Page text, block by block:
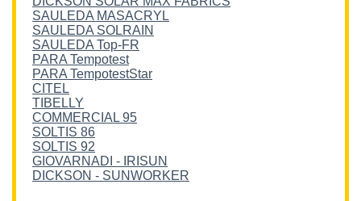
SAULEDA MASACRYL
SAULEDA SOLRAIN
SAULEDA Top-FR
PARA Tempotest
PARA TempotestStar
CITEL
TIBELLY
COMMERCIAL 95
SOLTIS 86
SOLTIS 92
GIOVARNADI - IRISUN
DICKSON - SUNWORKER